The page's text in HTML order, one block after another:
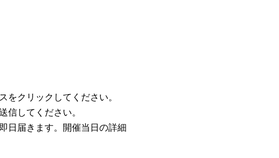
クリックしてください。
してください。
日届きます。開催当日の詳細